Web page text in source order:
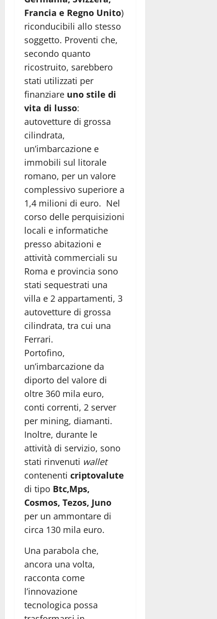
Francia e Regno Unito)
riconducibili allo stesso
soggetto. Proventi che,
secondo quanto
ricostruito, sarebbero
stati utilizzati per
finanziare uno stile di
vita di lusso:
autovetture di grossa
cilindrata,
un’imbarcazione e
immobili sul litorale
romano, per un valore
complessivo superiore a
1,4 milioni di euro. Nel
corso delle perquisizioni
locali e informatiche
presso abitazioni e
attività commerciali su
Roma e provincia sono
stati sequestrati una
villa e 2 appartamenti, 3
autovetture di grossa
cilindrata, tra cui una
Ferrari.
Portofino,
un’imbarcazione da
diporto del valore di
oltre 360 mila euro,
conti correnti, 2 server
per mining, diamanti.
Inoltre, durante le
attività di servizio, sono
stati rinvenuti wallet
contenenti criptovalute
di tipo Btc,Mps,
Cosmos, Tezos, Juno
per un ammontare di
circa 130 mila euro.
Una parabola che,
ancora una volta,
racconta come
l’innovazione
tecnologica possa